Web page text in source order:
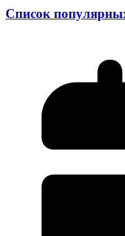
Список